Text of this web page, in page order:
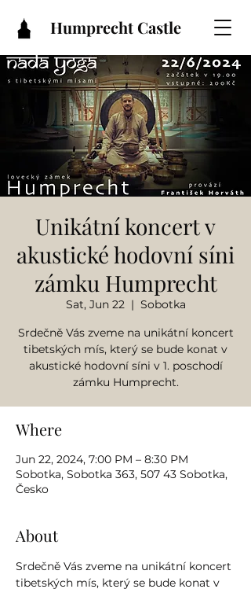
Humprecht Castle
Unikátní koncert v
akustické hodovní síni
zámku Humprecht
Sat, Jun 22
  |
Sobotka
Srdečně Vás zveme na unikátní koncert
tibetských mís, který se bude konat v
akustické hodovní síni v 1. poschodí
zámku Humprecht.
Where
Jun 22, 2024, 7:00 PM – 8:30 PM
Sobotka, Sobotka 363, 507 43 Sobotka,
Česko
About
Srdečně Vás zveme na unikátní koncert
tibetských mís, který se bude konat v